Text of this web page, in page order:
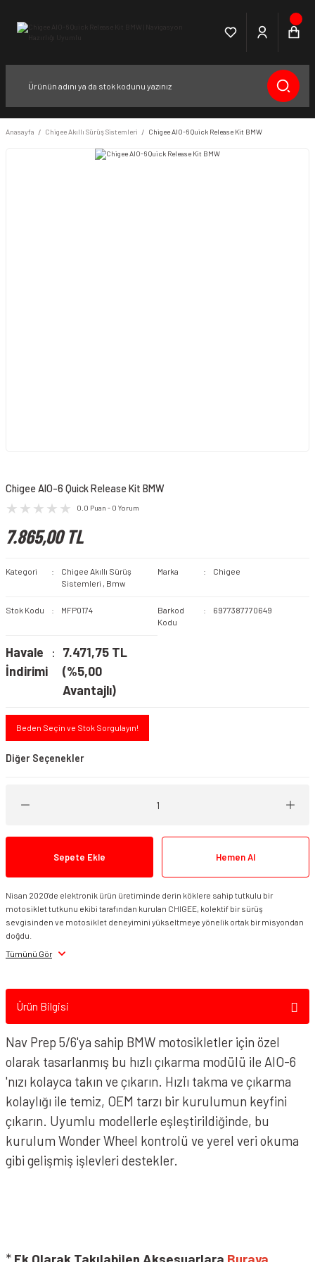
Anasayfa Chigee Akıllı Sürüş Sistemleri Chigee AIO-6 Quick Release Kit BMW
Chigee AIO-6 Quick Release Kit BMW
0.0 Puan - 0 Yorum
7.865,00 TL
Kategori
Chigee Akıllı Sürüş
Sistemleri , Bmw
Marka Chigee
Stok Kodu MFP0174
Barkod
Kodu
6977387770649
Havale
İndirimi
7.471,75 TL
(%5,00
Avantajlı)
Beden Seçin ve Stok Sorgulayın!
Diğer Seçenekler
Chigee AIO-6 Max Akıllı Sürüş Sistemi
Sepete Ekle Hemen Al
Nisan 2020'de elektronik ürün üretiminde derin köklere sahip tutkulu bir
motosiklet tutkunu ekibi tarafından kurulan CHIGEE, kolektif bir sürüş
sevgisinden ve motosiklet deneyimini yükseltmeye yönelik ortak bir misyondan
doğdu.
Tümünü Gör
Ürün Bilgisi
Nav Prep 5/6'ya sahip BMW motosikletler için özel
olarak tasarlanmış bu hızlı çıkarma modülü ile AIO-6
'nızı kolayca takın ve çıkarın. Hızlı takma ve çıkarma
kolaylığı ile temiz, OEM tarzı bir kurulumun keyfini
çıkarın. Uyumlu modellerle eşleştirildiğinde, bu
kurulum Wonder Wheel kontrolü ve yerel veri okuma
gibi gelişmiş işlevleri destekler.